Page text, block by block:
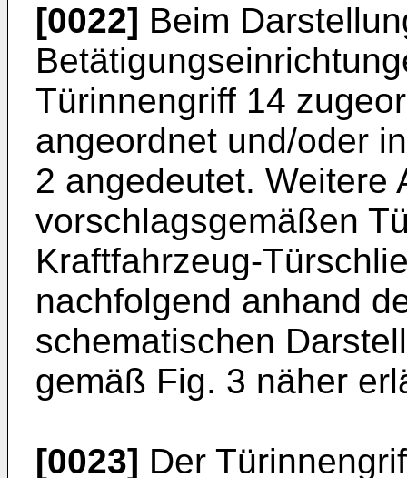
[0022] Beim
Türinnengriff 14
angeordnet und/oder
2 angedeutet. Weitere
vorschlagsgemäßen
Kraftfahrzeug-
nachfolgend anhand
schematischen
gemäß Fig. 3 näher
[0023] Der